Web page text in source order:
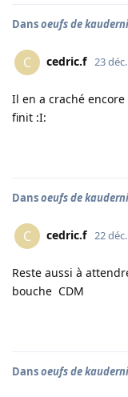
Dansoeufs de kauderni
C cedric.f 23
Il en a craché
finit :I:
Dansoeufs de kauderni
C cedric.f 22
Reste aussi à
bouche CDM
Dansoeufs de kauderni